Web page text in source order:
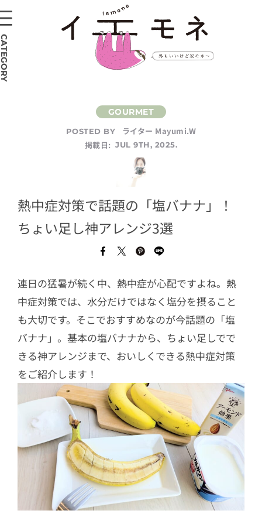
POSTED BY
ライター Mayumi.W
掲載日: JUL 9TH, 2025.
熱中症対策で話題の「塩バナナ」！
ちょい足し神アレンジ3選
連日の猛暑が続く中、熱中症が心配ですよね。熱
中症対策では、水分だけではなく塩分を摂ること
も大切です。そこでおすすめなのが今話題の「塩
バナナ」。基本の塩バナナから、ちょい足しでで
きる神アレンジまで、おいしくできる熱中症対策
をご紹介します！